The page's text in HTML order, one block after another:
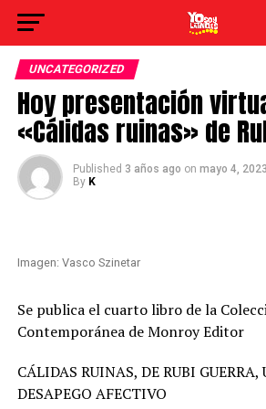
UNCATEGORIZED
Hoy presentación
«Cálidas ruinas» de
Published 3 años ago on mayo 4, 2023
By K
Imagen: Vasco Szinetar
Se publica el cuarto libro de la
Contemporánea de Monroy Editor
CÁLIDAS RUINAS, DE RUBI
DESAPEGO AFECTIVO